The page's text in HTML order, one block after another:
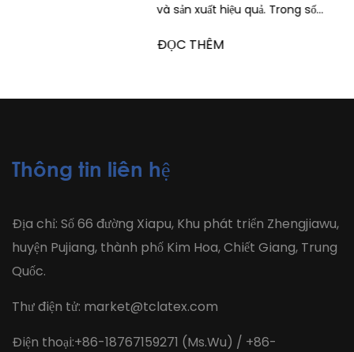
và sản xuất hiệu quả. Trong số...
Thông tin liên hệ
Địa chỉ: Số 66 đường Xiapu, Khu phát triển Zhengjiawu,
huyện Pujiang, thành phố Kim Hoa, Chiết Giang, Trung
Quốc.
Thư điện tử: market@tclatex.com
Điện thoại:+86-18767159271 (Ms.Wu) / +86-